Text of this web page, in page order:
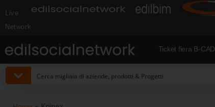
Live
Network
Ticket fiera B-CAD